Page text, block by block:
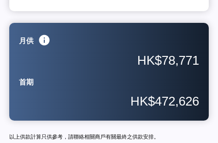
月供
HK$78,771
首期
HK$472,626
以上供款計算只供參考，請聯絡相關商戶有關最終之供款安排。